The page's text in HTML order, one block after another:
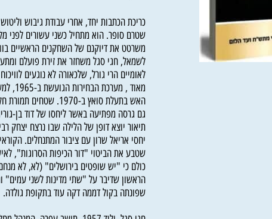
כריכת הכתבות יחד, אחרי עבודת גיבוש וליטוש
שטרם סופר. הוא מתחיל כשני עשורים לפני
משרטט את דיוקנם של השחקנים הראשיים
לשמאל, חגי סגל משחזר את זירת פועלם
לאומיים הרי גורל, שלכאורה לא נוגעים לוויכוח
מאוד , מערכת
האש בתעלת סואץ ב-1970. שטחים
גם גרסה מפתיעה באשר ליחסו של דוד בן-
תיאור יוצא דופן של הלילה שבו נרצח יצחק רבין
יחסי אריאל שרון עם ציבור המתנחלים. הקוראים
שטבע את הביטוי "דור הכיפות הסרוגות",
כולם כי "יש שופטים בירושלים" (לא, לא מנחם
הראשון שדיבר על "שתי מדינות לשני עמים" וגם
שפונתה בקול דממה דקה עוד בתקופת גולדה.